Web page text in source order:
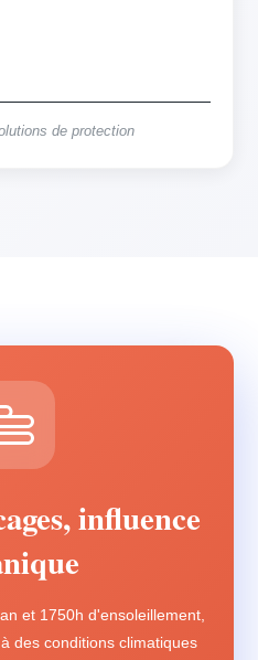
de protection
influence
et 1750h d'ensoleillement,
des conditions climatiques